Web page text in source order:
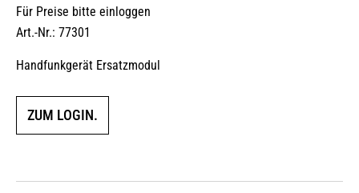
Für Preise bitte einloggen
Art.-Nr.: 77301
Handfunkgerät Ersatzmodul
ZUM LOGIN.